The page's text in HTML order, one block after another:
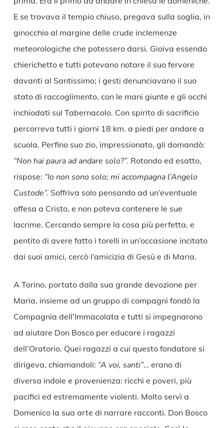
E se trovava il tempio chiuso, pregava sulla soglia, in
ginocchio al margine delle crude inclemenze
meteorologiche che potessero darsi. Gioiva essendo
chierichetto e tutti potevano notare il suo fervore
davanti al Santissimo; i gesti denunciavano il suo
stato di raccoglimento, con le mani giunte e gli occhi
inchiodati sul Tabernacolo. Con spirito di sacrificio
percorreva tutti i giorni 18 km. a piedi per andare a
scuola. Perfino suo zio, impressionato, gli domandò:
“Non hai paura ad andare solo?”. Rotondo ed esatto,
rispose: “Io non sono solo; mi accompagna l’Angelo
Custode”. Soffriva solo pensando ad un’eventuale
offesa a Cristo, e non poteva contenere le sue
lacrime. Cercando sempre la cosa più perfetta, e
pentito di avere fatto i torelli in un’occasione incitato
dai suoi amici, cercò l’amicizia di Gesù e di Maria.
A Torino, portato dalla sua grande devozione per
Maria, insieme ad un gruppo di compagni fondò la
Compagnia dell’Immacolata e tutti si impegnarono
ad aiutare Don Bosco per educare i ragazzi
dell’Oratorio. Quei ragazzi a cui questo fondatore si
dirigeva, chiamandoli: “A voi, santi”… erano di
diversa indole e provenienza: ricchi e poveri, più
pacifici ed estremamente violenti. Molto servì a
Domenico la sua arte di narrare racconti. Don Bosco